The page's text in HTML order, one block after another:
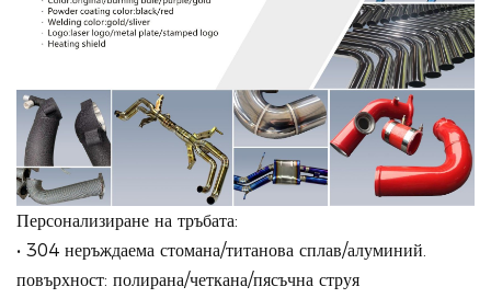
Персонализиране на тръбата:
• 304 неръждаема стомана/титанова сплав/алуминий.
повърхност: полирана/четкана/пясъчна струя